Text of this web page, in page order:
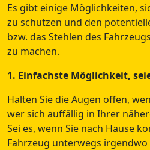
Es gibt einige Möglichkeiten,
zu schützen und den
bzw. das Stehlen des
zu machen.
1. Einfachste Möglichkeit,
Halten Sie die Augen offen,
wer sich auffällig in Ihrer
Sei es, wenn Sie nach Hause
Fahrzeug unterwegs irgendwo